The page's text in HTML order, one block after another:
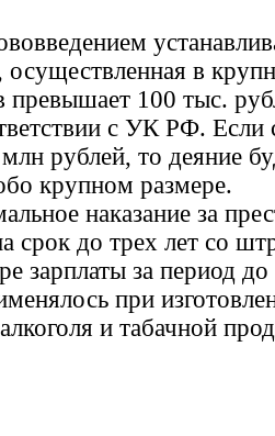
осуществленная в
превышает 100 тыс.
с УК РФ.
рублей, то деяние
крупном размере.
наказание за
срок до трех лет со
зарплаты за период
при
и табачной